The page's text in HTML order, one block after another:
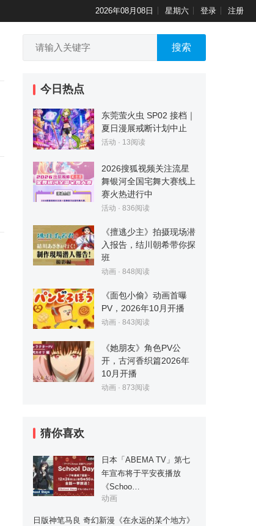
2026年08月08日 星期六 登录 注册
搜索
今日热点
东莞萤火虫 SP02 接档｜
夏日漫展戒断计划中止
活动 · 13阅读
2026搜狐视频关注流星
舞银河全国宅舞大赛线上
赛火热进行中
活动 · 836阅读
《擅逃少主》拍摄现场潜
入报告，结川朝希带你探
班
动画 · 848阅读
《面包小偷》动画首曝
PV，2026年10月开播
动画 · 843阅读
《她朋友》角色PV公
开，古河香织篇2026年
10月开播
动画 · 873阅读
猜你喜欢
日本「ABEMA TV」第七
年宣布将于平安夜播放
《Schoo…
动画
日版神笔马良 奇幻新漫《在永远的某个地方》